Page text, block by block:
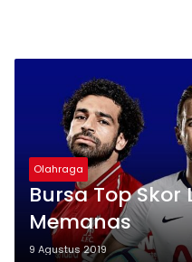
Olahraga
Bursa Top Skor
Memanas
9 Agustus 2019